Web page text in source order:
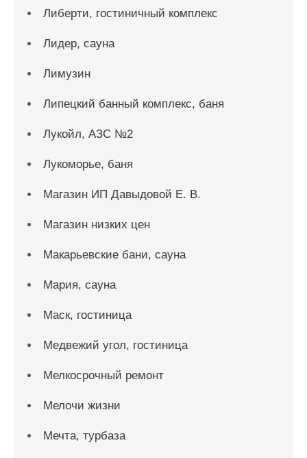
Либерти, гостиничный комплекс
Лидер, сауна
Лимузин
Липецкий банный комплекс, баня
Лукойл, АЗС №2
Лукоморье, баня
Магазин ИП Давыдовой Е. В.
Магазин низких цен
Макарьевские бани, сауна
Мария, сауна
Маск, гостиница
Медвежий угол, гостиница
Мелкосрочный ремонт
Мелочи жизни
Мечта, турбаза